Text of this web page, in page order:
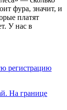
фура, значит, и
платят
У нас в
регистрацию
На границе